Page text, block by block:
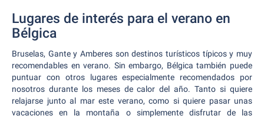
Lugares de interés para el verano en
Bélgica
Bruselas, Gante y Amberes son destinos turísticos típicos y muy
recomendables en verano. Sin embargo, Bélgica también puede
puntuar con otros lugares especialmente recomendados por
nosotros durante los meses de calor del año. Tanto si quiere
relajarse junto al mar este verano, como si quiere pasar unas
vacaciones en la montaña o simplemente disfrutar de las